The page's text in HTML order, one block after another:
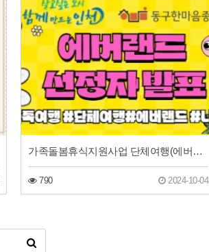
가족돌봄휴식지원사업 단체여행(에버랜드) 선정자 발표
790 2024-10-04